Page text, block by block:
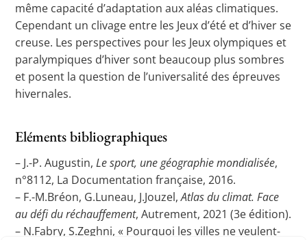
même capacité d’adaptation aux aléas climatiques.
Cependant un clivage entre les Jeux d’été et d’hiver se
creuse. Les perspectives pour les Jeux olympiques et
paralympiques d’hiver sont beaucoup plus sombres
et posent la question de l’universalité des épreuves
hivernales.
Eléments bibliographiques
– J.-P. Augustin,Le sport, une géographie mondialisée,
n°8112, La Documentation française, 2016.
– F.-M.Bréon, G.Luneau, J.Jouzel,Atlas du climat. Face
au défi du réchauffement, Autrement, 2021 (3e édition).
– N.Fabry, S.Zeghni, « Pourquoi les villes ne veulent-